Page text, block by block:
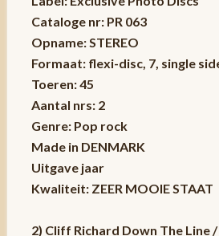
Cataloge nr: PR 063
Opname: STEREO
Formaat: flexi-disc, 7, single
Toeren: 45
Aantal nrs: 2
Genre: Pop rock
Made in DENMARK
Uitgave jaar
Kwaliteit: ZEER MOOIE STAAT
2) Cliff Richard Down The Line